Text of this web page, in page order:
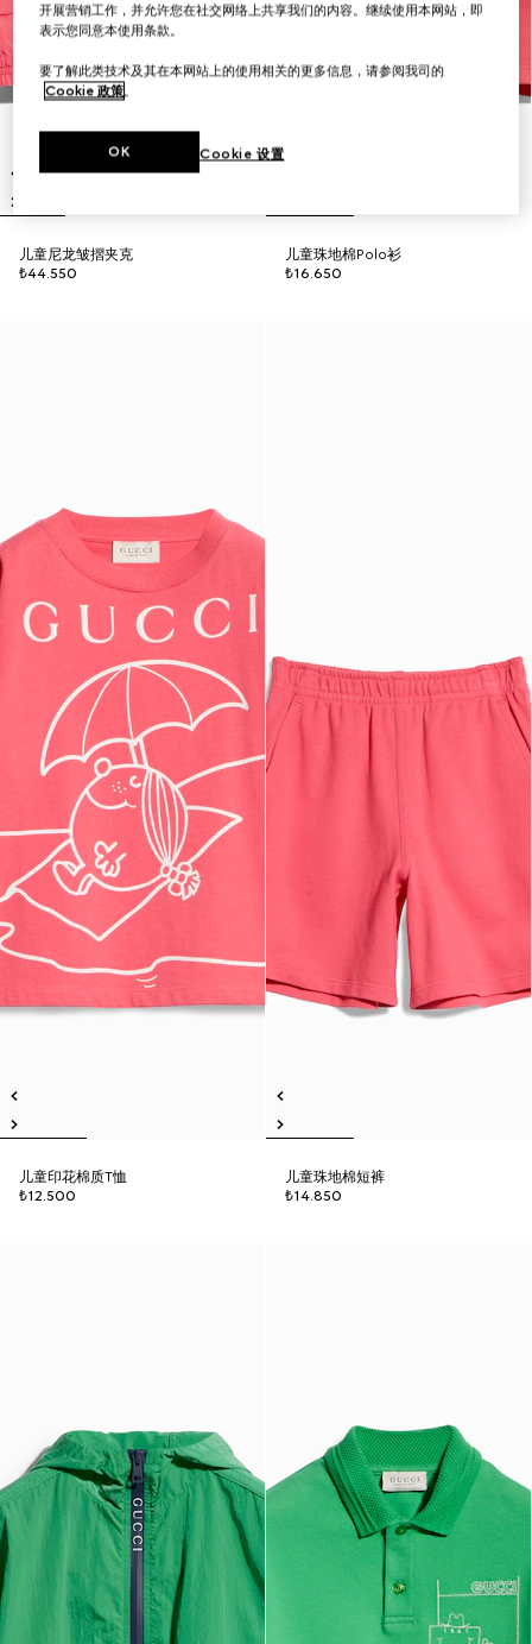
儿童尼龙皱摺夹克
₺44.550
儿童珠地棉Polo衫
₺16.650
儿童印花棉质T恤
₺12.500
儿童珠地棉短裤
₺14.850
开展营销工作，并允许您在社交网络上共享我们的内容。继续使用本网站，即
表示您同意本使用条款。
要了解此类技术及其在本网站上的使用相关的更多信息，请参阅我司的
Cookie 政策。
Cookie 设置
OK